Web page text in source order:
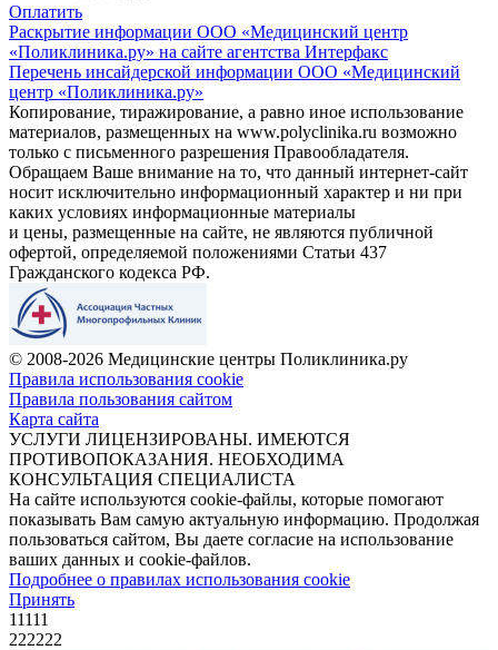
Оплатить
Раскрытие информации ООО «Медицинский центр
«Поликлиника.ру» на сайте агентства Интерфакс
Перечень инсайдерской информации ООО «Медицинский
центр «Поликлиника.ру»
Копирование, тиражирование, а равно иное использование
материалов, размещенных на www.polyclinika.ru возможно
только с письменного разрешения Правообладателя.
Обращаем Ваше внимание на то, что данный интернет-сайт
носит исключительно информационный характер и ни при
каких условиях информационные материалы
и цены, размещенные на сайте, не являются публичной
офертой, определяемой положениями Статьи 437
Гражданского кодекса РФ.
© 2008-2026 Медицинские центры Поликлиника.ру
Правила использования cookie
Правила пользования сайтом
Карта сайта
УСЛУГИ ЛИЦЕНЗИРОВАНЫ. ИМЕЮТСЯ
ПРОТИВОПОКАЗАНИЯ. НЕОБХОДИМА
КОНСУЛЬТАЦИЯ СПЕЦИАЛИСТА
На сайте используются cookie-файлы, которые помогают
показывать Вам самую актуальную информацию. Продолжая
пользоваться сайтом, Вы даете согласие на использование
ваших данных и cookie-файлов.
Подробнее о правилах использования cookie
Принять
11111
222222